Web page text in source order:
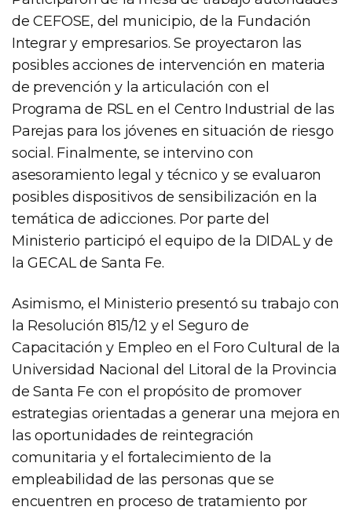
de CEFOSE, del municipio, de la Fundación
Integrar y empresarios. Se proyectaron las
posibles acciones de intervención en materia
de prevención y la articulación con el
Programa de RSL en el Centro Industrial de las
Parejas para los jóvenes en situación de riesgo
social. Finalmente, se intervino con
asesoramiento legal y técnico y se evaluaron
posibles dispositivos de sensibilización en la
temática de adicciones. Por parte del
Ministerio participó el equipo de la DIDAL y de
la GECAL de Santa Fe.
Asimismo, el Ministerio presentó su trabajo con
la Resolución 815/12 y el Seguro de
Capacitación y Empleo en el Foro Cultural de la
Universidad Nacional del Litoral de la Provincia
de Santa Fe con el propósito de promover
estrategias orientadas a generar una mejora en
las oportunidades de reintegración
comunitaria y el fortalecimiento de la
empleabilidad de las personas que se
encuentren en proceso de tratamiento por